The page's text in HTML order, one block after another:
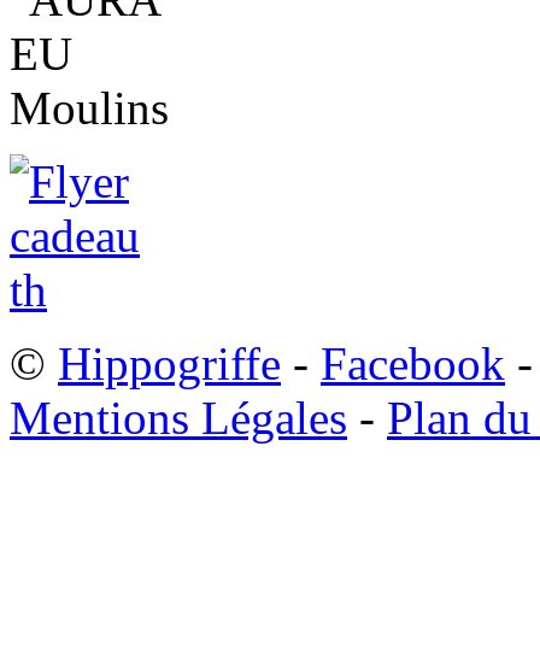
© Hippogriffe - Facebook
Mentions Légales - Plan